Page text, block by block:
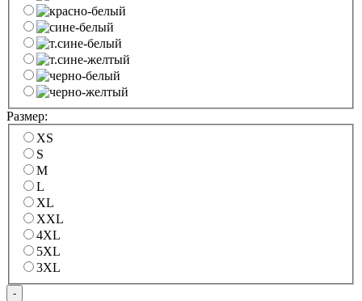
Размер:
XS
S
M
L
XL
XXL
4XL
5XL
3XL
-